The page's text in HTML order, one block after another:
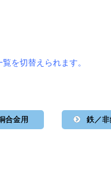
を切替えられます。
合金用 鉄／